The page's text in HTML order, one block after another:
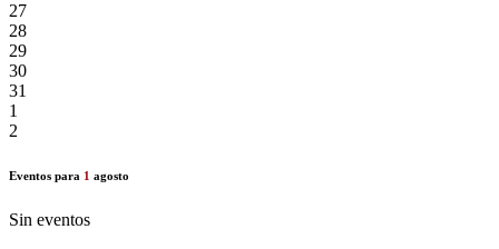
27
28
29
30
31
1
2
Eventos para 1 agosto
Sin eventos